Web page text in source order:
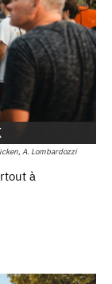
A. Lombardozzi
à